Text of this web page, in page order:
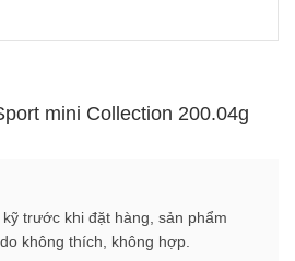
mini Collection 200.04g
trước khi đặt hàng, sản phẩm
không thích, không hợp.